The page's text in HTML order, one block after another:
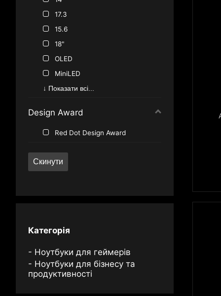
17.3
15.6
18"
OLED
MiniLED
True Color
↓ Показати всі...
Design Award
Red Dot Design Award
Скинути
Категорія
Ноутбуки для геймерів
Ноутбуки для бізнесу та
продуктивності